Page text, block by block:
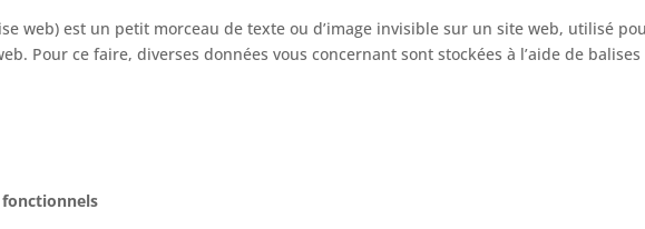
web) est un petit morceau de texte ou d’image invisible sur un site web, utilisé
Pour ce faire, diverses données vous concernant sont stockées à l’aide de balises
fonctionnels